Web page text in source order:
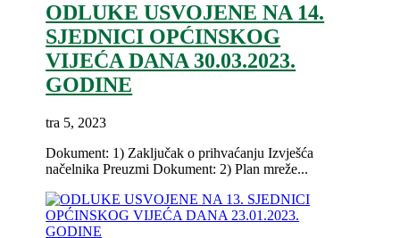
ODLUKE USVOJENE NA 14.
SJEDNICI OPĆINSKOG
VIJEĆA DANA 30.03.2023.
GODINE
tra 5, 2023
Dokument: 1) Zaključak o prihvaćanju Izvješća
načelnika Preuzmi Dokument: 2) Plan mreže...